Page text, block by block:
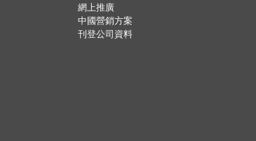
網上推廣
中國營銷方案
刊登公司資料